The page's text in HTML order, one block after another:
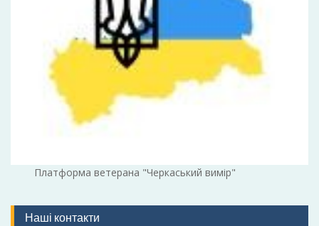
Платформа ветерана "Черкаський вимір"
Наші контакти